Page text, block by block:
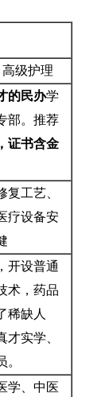
级护理
的民办学
部。推荐
证书含金
工艺、
疗设备安
开设普通
术，药品
稀缺人
实学、
学、中医